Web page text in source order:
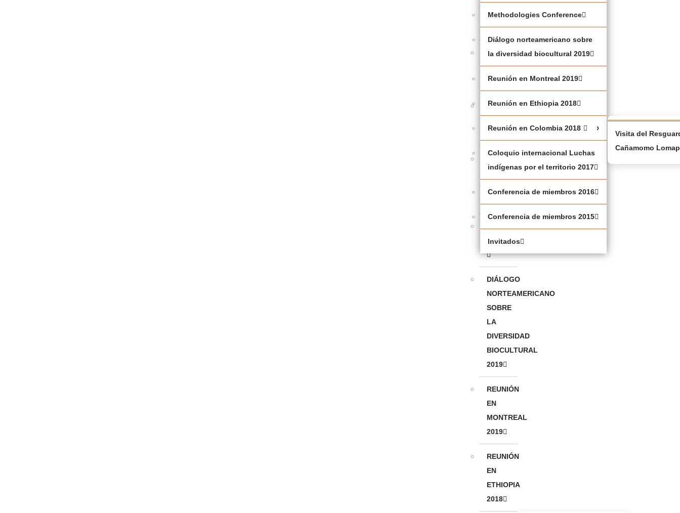
(JBNQA)
2025
MESA
RENDONDA
2025
JUSTICIA
CONFERENCE
DIÁLOGO
NORTEAMERICANO
SOBRE
LA
DIVERSIDAD
BIOCULTURAL
2019
REUNIÓN
EN
MONTREAL
2019
REUNIÓN
EN
ETHIOPIA
2018
Methodologies Conference
Diálogo norteamericano sobre
la diversidad biocultural 2019
Reunión en Montreal 2019
Reunión en Ethiopia 2018
Reunión en Colombia 2018
Visita del
Cañamomo
Coloquio internacional Luchas
indígenas por el territorio 2017
Conferencia de miembros 2016
Conferencia de miembros 2015
Invitados